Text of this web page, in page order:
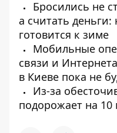
Бросились не
а считать деньги:
готовится к зиме
Мобильные
связи и
в Киеве пока не
Из-за
подорожает на 10